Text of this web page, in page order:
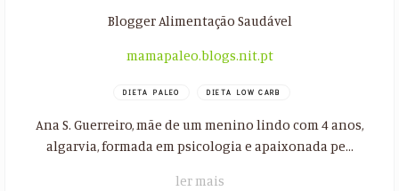
Blogger Alimentação Saudável
mamapaleo.blogs.nit.pt
DIETA PALEO DIETA LOW CARB
Ana S. Guerreiro, mãe de um menino lindo com 4 anos,
algarvia, formada em psicologia e apaixonada pe...
ler mais